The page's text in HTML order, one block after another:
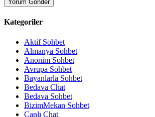
Kategoriler
Aktif Sohbet
Almanya Sohbet
Anonim Sohbet
Avrupa Sohbet
Bayanlarla Sohbet
Bedava Chat
Bedava Sohbet
BizimMekan Sohbet
Canlı Chat